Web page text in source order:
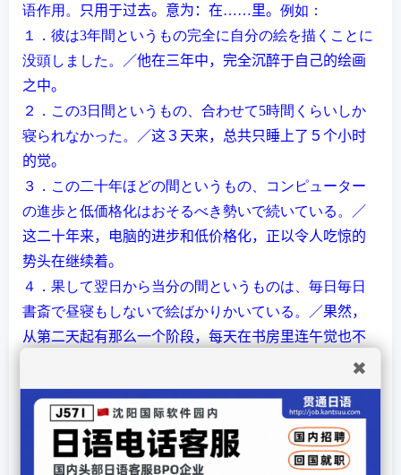
✖
语作用 。 只用于过去。 意为 ：在……里。 例如：
１．彼は3年間というもの完全に自分の絵を描くことに
没頭しました。
／他在三年中，完全沉醉于自己的绘画
之中。
２．この3日間というもの、合わせて5時間くらいしか
寝られなかった。
／这３天来， 总共只睡上了５个小时
的觉。
３．この二十年ほどの間というもの、コンピューター
の進歩と低価格化はおそるべき勢いで続いている。
／
这二十年来， 电脑的进步和低价格化，正以令人吃惊的
势头在继续着。
４．果して翌日から当分の間というものは、毎日毎日
書斎で昼寝もしないで絵ばかりかいている。
／果然，
从第二天起有那么一个阶段， 每天在书房里连午觉也不
７、彼女が、幼なじみの彼と結婚することになろうとは、想像
だに＿しませんでした＿＿。
しますBしましたCしませんDしませ
んでした